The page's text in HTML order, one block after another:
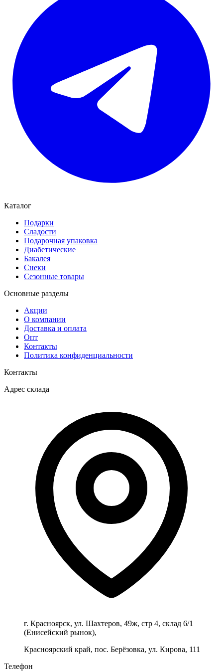
Каталог
Подарки
Сладости
Подарочная упаковка
Диабетические
Бакалея
Снеки
Сезонные товары
Основные разделы
Акции
О компании
Доставка и оплата
Опт
Контакты
Политика конфиденциальности
Контакты
Адрес склада
г. Красноярск, ул. Шахтеров, 49ж, стр 4, склад 6/1
(Енисейский рынок),
Красноярский край, пос. Берёзовка, ул. Кирова, 111
Телефон